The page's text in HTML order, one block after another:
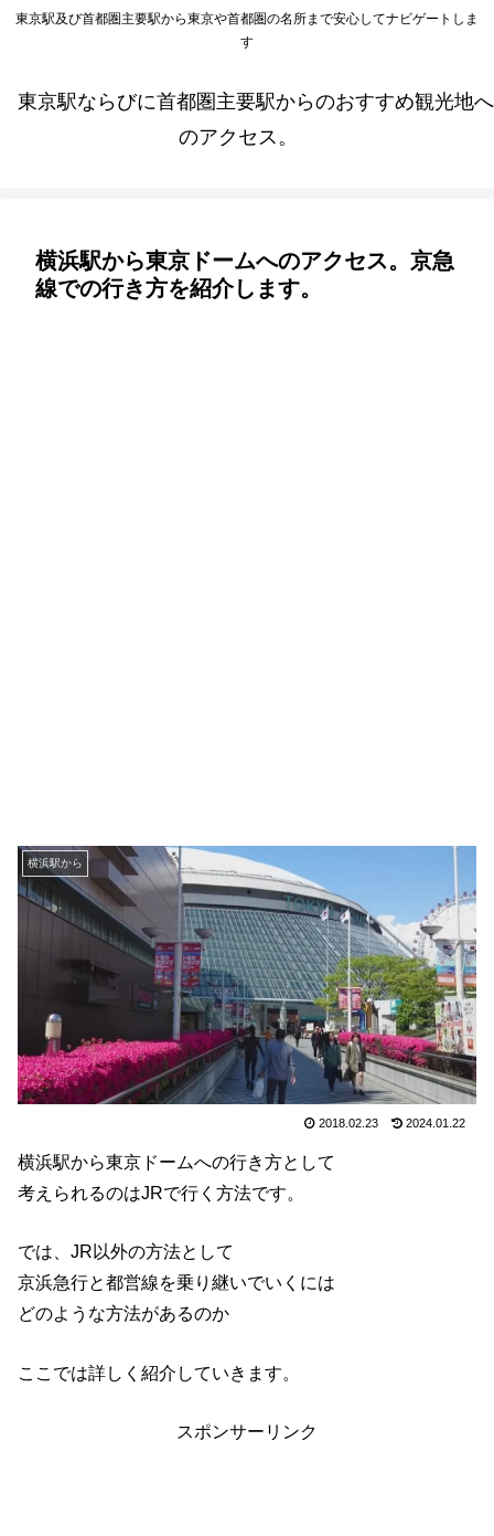
東京駅及び首都圏主要駅から東京や首都圏の名所まで安心してナビゲートしま
す
東京駅ならびに首都圏主要駅からのおすすめ観光地へ
のアクセス。
横浜駅から東京ドームへのアクセス。京急
線での行き方を紹介します。
横浜駅から
2018.02.23 2024.01.22
横浜駅から東京ドームへの行き方として
考えられるのはJRで行く方法です。
では、JR以外の方法として
京浜急行と都営線を乗り継いでいくには
どのような方法があるのか
ここでは詳しく紹介していきます。
スポンサーリンク